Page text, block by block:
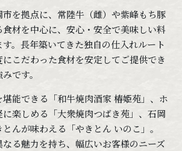
を拠点に、常陸牛（雌）や紫峰もち豚
食材を中心に、安心・安全で美味しい料
。長年築いてきた独自の仕入れルート
こだわった食材を安定してご提供でき
です。
能できる「和牛焼肉酒家 椿姫苑」、ホ
楽しめる「大衆焼肉つばき苑」、石岡
んが味わえる「やきとん いのこ」。
る魅力を持ち、幅広いお客様のニーズ